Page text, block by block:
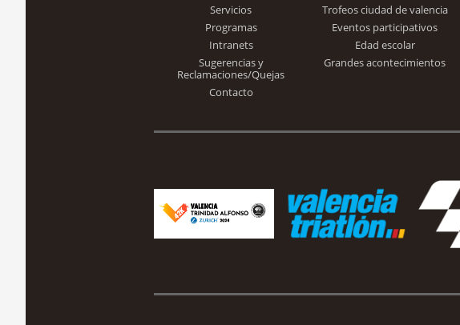
Trinidad Alfonso
Servicios
Programas
Intranets
Sugerencias y
Reclamaciones/Quejas
Contacto
Trofeos ciudad de valencia
Eventos participativos
Edad escolar
Grandes acontecimientos